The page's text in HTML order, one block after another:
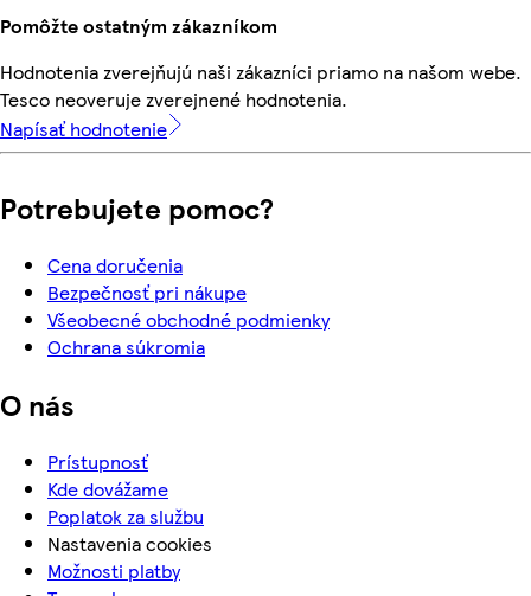
Pomôžte ostatným zákazníkom
Hodnotenia zverejňujú naši zákazníci priamo na našom webe.
Tesco neoveruje zverejnené hodnotenia.
Napísať hodnotenie
Potrebujete pomoc?
Cena doručenia
Bezpečnosť pri nákupe
Všeobecné obchodné podmienky
Ochrana súkromia
O nás
Prístupnosť
Kde dovážame
Poplatok za službu
Nastavenia cookies
Možnosti platby